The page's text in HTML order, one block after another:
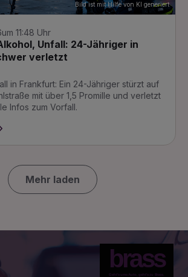
Bild ist mit Hilfe von KI generiert
um 11:48 Uhr
Unfall: 24-Jähriger in
verletzt
in Frankfurt: Ein 24-Jähriger stürzt auf
mit über 1,5 Promille und verletzt
Infos zum Vorfall.
Mehr laden
brass
Geht's ums Auto, geht's zu Brass.